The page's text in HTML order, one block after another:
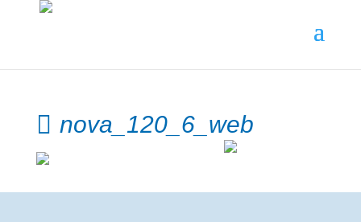
nova_120_6_web